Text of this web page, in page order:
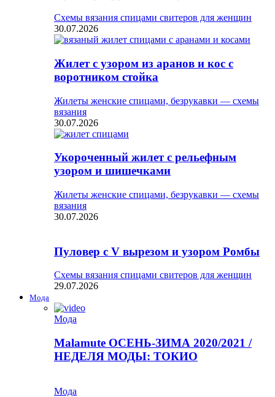
Схемы вязания спицами свитеров для женщин
30.07.2026
Жилет с узором из аранов и кос с
воротником стойка
Жилеты женские спицами, безрукавки — схемы
вязания
30.07.2026
Укороченный жилет с рельефным
узором и шишечками
Жилеты женские спицами, безрукавки — схемы
вязания
30.07.2026
Пуловер с V вырезом и узором Ромбы
Схемы вязания спицами свитеров для женщин
29.07.2026
Мода
Мода
Malamute ОСЕНЬ-ЗИМА 2020/2021 /
НЕДЕЛЯ МОДЫ: ТОКИО
Мода